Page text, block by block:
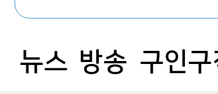
뉴스 방송 구인
0